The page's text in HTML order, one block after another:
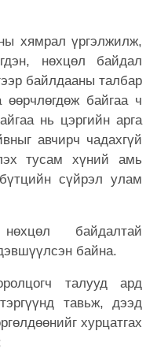
хямрал үргэлжилж,
нөхцөл байдал
байлдааны талбар
байгаа ч
нь цэргийн арга
авчирч чадахгүй
тусам хүний амь
сүйрэл улам
байдалтай
байна.
талууд ард
тавьж, дээд
хурцатгах